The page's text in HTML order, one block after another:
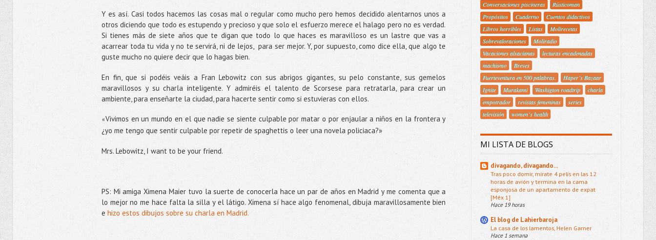
Y es así. Casi todos hacemos las cosas mal o regular como mucho pero hemos decidido alentarnos unos a
otros diciendo que todo es estupendo y precioso y que solo el esfuerzo merece el halago pero no es verdad.
Si tienes más de siete años que te digan que todo lo que haces es maravilloso es un lastre que vas a
acarrear toda tu vida y no te servirá, ni de lejos, para ser mejor. Y, por supuesto, como dice ella, que algo te
guste mucho no quiere decir que lo hagas bien.
En fin, que si podéis veáis a Fran Lebowitz con sus abrigos gigantes, su pelo constante, sus gemelos
maravillosos y su charla inteligente. Y admiréis el talento de Scorsese para retratarla, para crear un
ambiente, para enseñarte la ciudad, para hacerte sentir como si estuvieras con ellos.
«Vivimos en un mundo en el que nadie se siente culpable por matar o por enjaular a niños en la frontera y
¿yo me tengo que sentir culpable por repetir de spaghettis o leer una novela policiaca?»
Mrs. Lebowitz, I want to be your friend.
PS: Mi amiga Ximena Maier tuvo la suerte de conocerla hace un par de años en Madrid y me comenta que a
lo mejor no me hace falta la silla y el látigo. Ximena sí hace algo fenomenal, dibuja maravillosamente bien
e hizo estos dibujos sobre su charla en Madrid.
Conversaciones piscineras
Rústicoman
Propósitos
Cuaderno
Cuentos didactivos
Libros horribles
Listas
Molirecetas
Sobrevaloraciones
Moliradio
Vacaciones alsacianas
lecturas encadenadas
machismo
Breves
Fuerteventura en 500 palabras.
Haper´s Bazaar
Ignite
Murakami Washigton roadtrip
charla
empotrador
revistas femeninas
series
televisión
women´s health
MI LISTA DE BLOGS
divagando, divagando...
Tras poco domir, mírate 4 pelis en las 12
horas de avión y termina en la cama
esponjosa de un apartamento de expat
[Méx 1]
Hace 19 horas
El blog de Lahierbaroja
La casa de los lamentos, Helen Garner
Hace 1 semana